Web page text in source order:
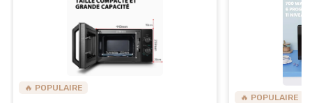
🔥 POPULAIRE
🔥 POPULAIRE